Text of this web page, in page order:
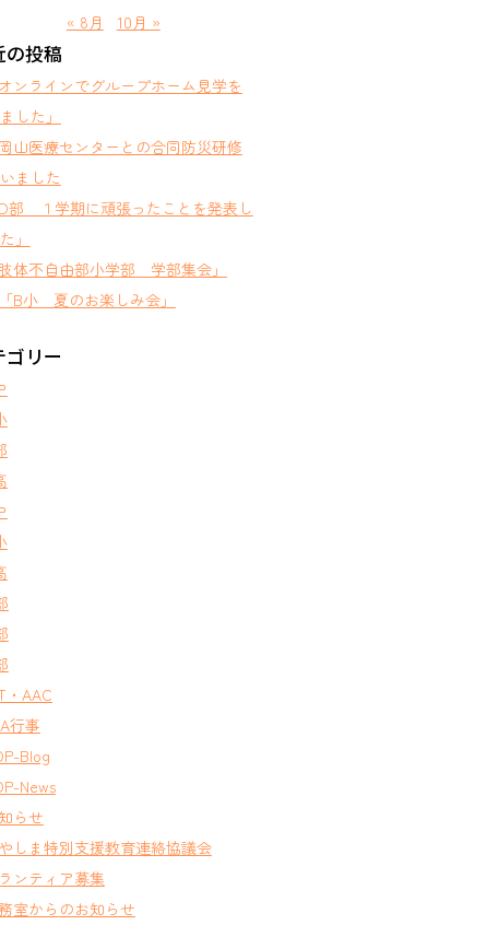
« 8月 10月 »
の投稿
オンラインでグループホーム見学を
した」
山医療センターとの合同防災研修
ました
D部 １学期に頑張ったことを発表し
」
肢体不自由部小学部 学部集会」
B小 夏のお楽しみ会」
ゴリー
・AAC
行事
Blog
News
らせ
しま特別支援教育連絡協議会
ンティア募集
室からのお知らせ